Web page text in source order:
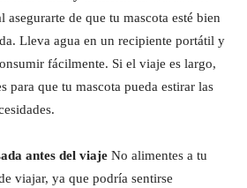
asegurarte de que tu mascota esté bien
Lleva agua en un recipiente portátil y
fácilmente. Si el viaje es largo,
para que tu mascota pueda estirar las
antes del viaje No alimentes a tu
viajar, ya que podría sentirse